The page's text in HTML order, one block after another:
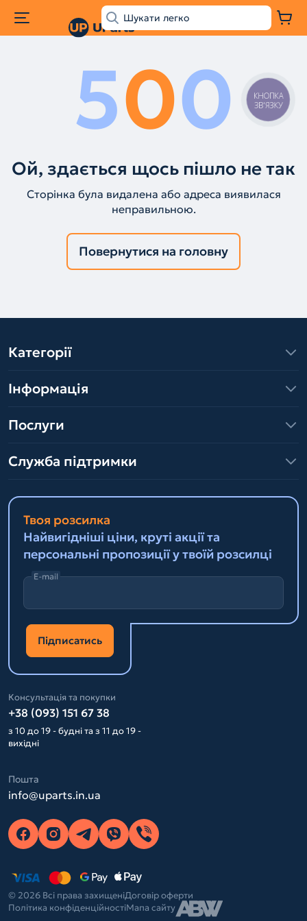
500
Ой, здається щось пішло не так
Сторінка була видалена або адреса виявилася
неправильною.
Повернутися на головну
Категорії
Інформація
Послуги
Служба підтримки
Твоя розсилка
Найвигідніші ціни, круті акції та
персональні пропозиції у твоїй розсилці
E-mail
Підписатись
Консультація та покупки
+38 (093) 151 67 38
з 10 до 19 - будні та з 11 до 19 -
вихідні
Пошта
info@uparts.in.ua
© 2026 Всі права захищеніДоговір оферти
Політика конфіденційностіМапа сайту
КНОПКА
ЗВ'ЯЗКУ